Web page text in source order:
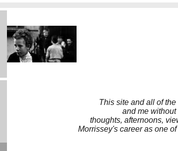
This site and all of
and me
thoughts, afternoons,
Morrissey's career as one